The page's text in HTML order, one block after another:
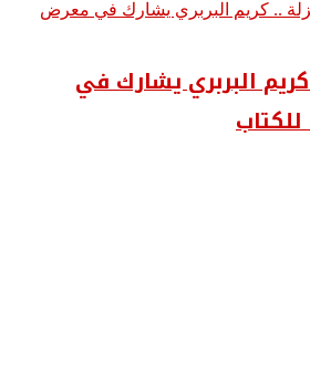
البربري يشارك في